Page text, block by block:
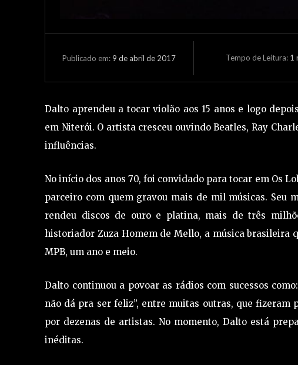
Publicado em: 9 de abril de 2017 Tempo de Leitura: 1
Dalto aprendeu a tocar violão aos 15 anos e logo
em Niterói. O artista cresceu ouvindo Beatles, Ray
influências.
No início dos anos 70, foi convidado para tocar em Os
parceiro com quem gravou mais de mil músicas. Seu
rendeu discos de ouro e platina, mais de três
historiador Zuza Homem de Mello, a música
MPB, um ano e meio.
Dalto continuou a povoar as rádios com sucessos como:
não dá pra ser feliz”, entre muitas outras, que
por dezenas de artistas. No momento, Dalto está
inéditas.